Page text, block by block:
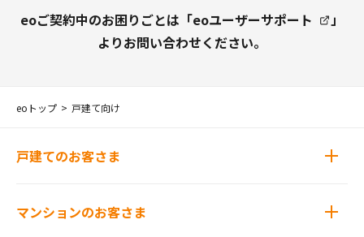
eoご契約中のお困りごとは「eoユーザーサポート
」
よりお問い合わせください。
eoトップ 戸建て向け
戸建てのお客さま
マンションのお客さま